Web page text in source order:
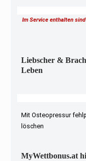
Im Service enthalten
Liebscher &
Leben
Mit Osteopressur
löschen
MyWettbonus.at